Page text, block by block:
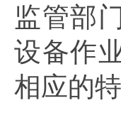
监管部
设备作
相应的